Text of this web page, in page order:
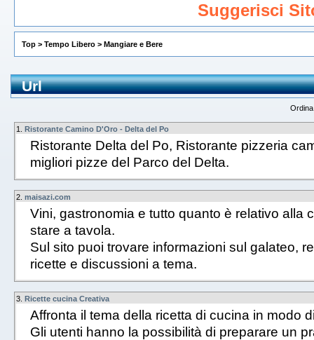
Suggerisci
Top > Tempo Libero > Mangiare e Bere
Url
1. Ristorante Camino D'Oro - Delta del Po
Ristorante Delta del Po, Ristorante pizzeria
migliori pizze del Parco del Delta.
2. maisazi.com
Vini, gastronomia e tutto quanto è relativo alla
stare a tavola.
Sul sito puoi trovare informazioni sul galateo,
ricette e discussioni a tema.
3. Ricette cucina Creativa
Affronta il tema della ricetta di cucina in modo
Gli utenti hanno la possibilità di preparare un